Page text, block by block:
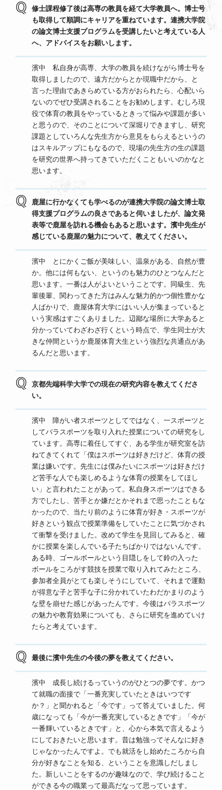
修士課程修了後は高専の教員を経て大学教員へ。博士号
も取得して順調にキャリアを重ねています。連携大学院
の論文博士支援プログラムを受講したいと考えている人
へ、アドバイスをお願いします。
濱中 私自身が高専、大学の教員を続けながら博士号を
取得しましたので、遠方だからとか現職中だから、と
言った理由であきらめている方がおられたら、心配いら
ないのでぜひ受講されることをお勧めします。むしろ現
役で体育の教員をやっているときって悩みや課題が多い
と思うので、そのことについて深堀りできますし、研究
課題としていろんな先生方から意見をもらえるというの
はスキルアップにもなるので、現場の先生方の生の課題
を研究の世界へ持ってきていただくこともいいのかなと
思います。
鹿屋に行かなくても学べるのが連携大学院の論文博士取
得支援プログラムの良さであると伺いましたが、論文発
表等で鹿屋を訪れる機会もあると思います。濱中先生が
感じている鹿屋の魅力について、教えてください。
濱中 とにかくご飯が美味しい、温泉がある、自然が豊
か。他には何もない、というのも魅力のひとつなんだと
思います。一番は人がよいということです。同級生、先
輩後輩、関わってきた方はみんな魅力的かつ個性豊かな
人ばかりで、鹿屋体育大学にはいい人が集まっていると
いう実感はすごくありました。辺鄙な場所に大学あると
分かっていてわざわざ行くという時点で、学生同士が大
きな仲間というか鹿屋体育大生という強烈な共通点があ
るんだと思います。
京都先端科学大学での現在の研究内容を教えてくださ
い。
濱中 障がい者スポーツとしてではなく、一スポーツと
してパラスポーツを取り入れた授業についての研究をし
ています。高専に着任してすぐ、ある学生が研究室を訪
ねてきてくれて「僕はスポーツは好きだけど、体育の授
業は嫌いです。先生には僕みたいにスポーツは好きだけ
ど苦手な人でも楽しめるような体育の授業をしてほし
い」と言われたことがあって。私自身スポーツはできる
方でしたし、苦手とか嫌だとかそれまで思ったこともな
かったので、当たり前のように体育が好き・スポーツが
好きという観点で授業準備をしていたことに気づかされ
て衝撃を受けました。改めて学生を見回してみると、確
かに授業を楽しんでいる子たちばかりではないんです。
ある時、ゴールボールという目隠しをして鈴の入った
ボールをころがす競技を授業で取り入れてみたところ、
参加者全員がとても楽しそうにしていて、それまで運動
が得意な子と苦手な子に分かれていたわだかまりのよう
な壁を崩せた感じがあったんです。今後はパラスポーツ
の魅力や教育効果についても、さらに研究を進めていけ
たらと考えています。
最後に濱中先生の今後の夢を教えてください。
濱中 成長し続けるっていうのがひとつの夢です。かつ
て就職の面接で「一番充実していたときはいつです
か？」と聞かれると「今です」って答えていました。何
歳になっても「今が一番充実しているときです」「今が
一番輝いているときです」と、心から本気で言えるよう
にしておきたいと思います。昔は勉強ってそんなに好き
じゃなかったんですよ。でも就活をし始めたころから自
分が好きなことを知る、ということを意識しだしまし
た。新しいことをするのが趣味なので、学び続けること
ができる今の職業って最高だなって思っています。